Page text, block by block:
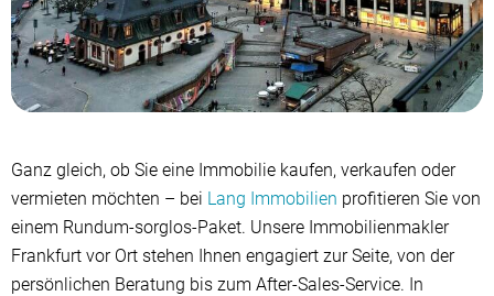
Ganz gleich, ob Sie eine Immobilie kaufen, verkaufen oder
vermieten möchten – bei Lang Immobilien profitieren Sie von
einem Rundum-sorglos-Paket. Unsere Immobilienmakler
Frankfurt vor Ort stehen Ihnen engagiert zur Seite, von der
persönlichen Beratung bis zum After-Sales-Service. In